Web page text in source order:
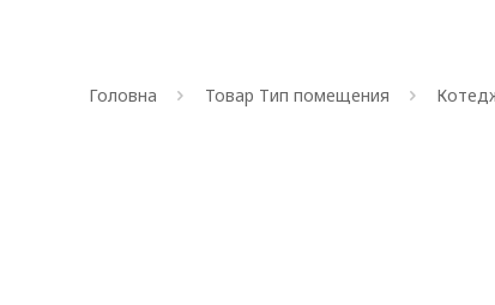
Головна Товар Тип помещения